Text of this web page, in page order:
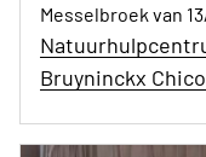
Messelbroek van
Bruyninckx